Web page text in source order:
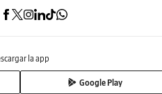
la app
Google Play